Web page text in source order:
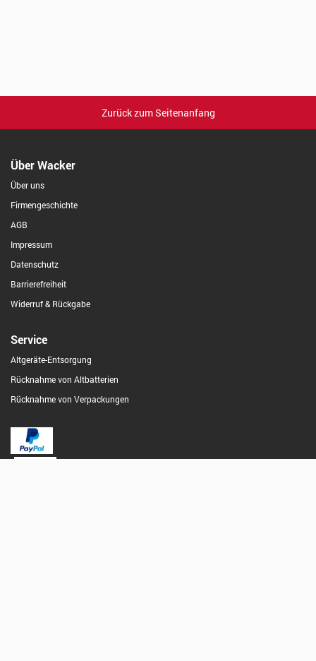
Zurück zum Seitenanfang
Über Wacker
Über uns
Firmengeschichte
AGB
Impressum
Datenschutz
Barrierefreiheit
Widerruf & Rückgabe
Service
Altgeräte-Entsorgung
Rücknahme von Altbatterien
Rücknahme von Verpackungen